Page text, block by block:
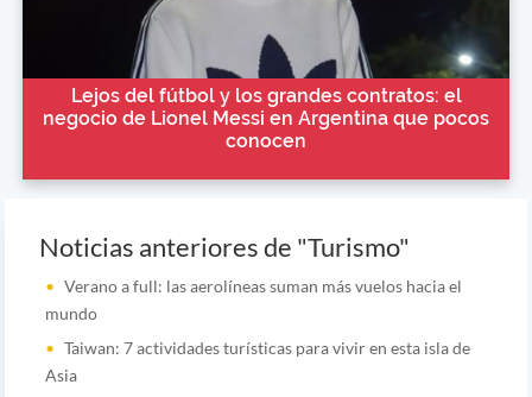
Lejos del fútbol y los grandes contratos: el
negocio de Lionel Messi en Argentina que pocos
conocen
Noticias anteriores de "Turismo"
Verano a full: las aerolíneas suman más vuelos hacia el
mundo
Taiwan: 7 actividades turísticas para vivir en esta isla de
Asia